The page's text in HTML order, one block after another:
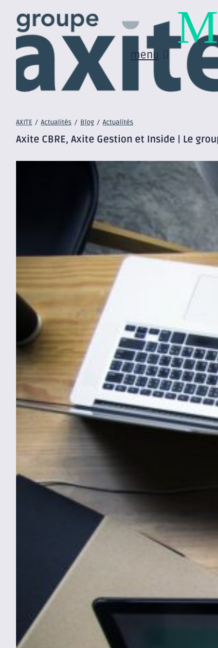
menu
AXITE / Actualités / Blog / Actualités
Axite CBRE, Axite Gestion et Inside | Le
M